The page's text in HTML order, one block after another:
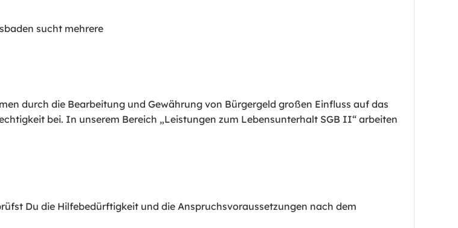
sucht mehrere
durch die Bearbeitung und Gewährung von Bürgergeld großen Einfluss auf das
bei. In unserem Bereich „Leistungen zum Lebensunterhalt SGB II“ arbeiten
Du die Hilfebedürftigkeit und die Anspruchsvoraussetzungen nach dem